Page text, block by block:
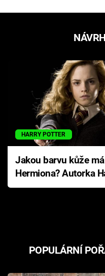
HARRY POTTER
Jakou barvu kůže
Hermiona? Autorka
Pottera přišla s
POPULÁRNÍ